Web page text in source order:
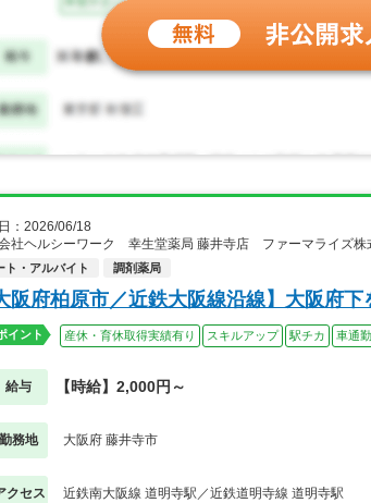
：2026/06/18
社ヘルシーワーク 幸生堂薬局 藤井寺店 ファーマライズ株
ト・アルバイト 調剤薬局
阪府柏原市／近鉄大阪線沿線】大阪府
イント 産休・育休取得実績有り スキルアップ 駅チカ 車通
給与 【時給】2,000円～
勤務地 大阪府 藤井寺市
クセス 近鉄南大阪線 道明寺駅／近鉄道明寺線 道明寺駅